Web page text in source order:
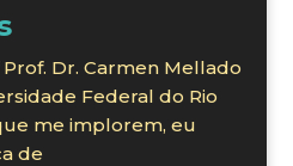
Dr. Carmen Mellado
Federal do Rio
me implorem, eu
de